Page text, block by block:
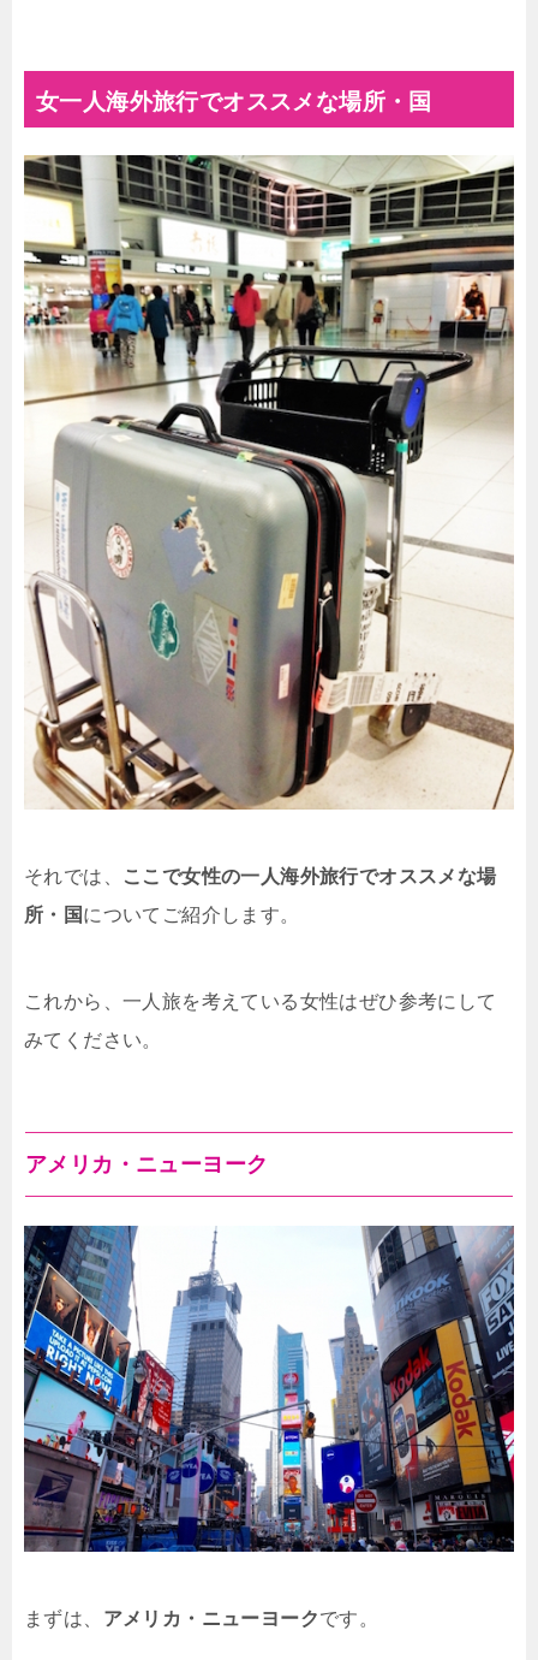
女一人海外旅行でオススメな場所・国
それでは、
ここで女性の一人海外旅行でオススメな場
所・国についてご紹介します。
これから、一人旅を考えている女性はぜひ参考にして
みてください。
アメリカ・ニューヨーク
まずは、 アメリカ・ニューヨークです。